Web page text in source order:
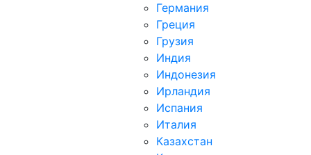
Германия
Греция
Грузия
Индия
Индонезия
Ирландия
Испания
Италия
Казахстан